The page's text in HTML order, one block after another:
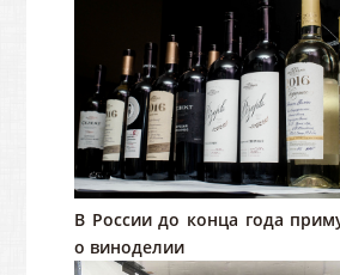
В России до конца года
о виноделии